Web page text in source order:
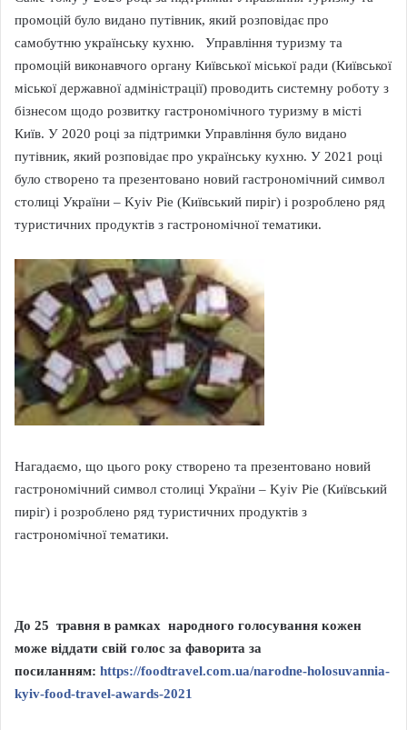
промоцій було видано путівник, який розповідає про
самобутню українську кухню. Управління туризму та
промоцій виконавчого органу Київської міської ради (Київської
міської державної адміністрації) проводить системну роботу з
бізнесом щодо розвитку гастрономічного туризму в місті
Київ. У 2020 році за підтримки Управління було видано
путівник, який розповідає про українську кухню. У 2021 році
було створено та презентовано новий гастрономічний символ
столиці України – Kyiv Pie (Київський пиріг) і розроблено ряд
туристичних продуктів з гастрономічної тематики.
Нагадаємо, що цього року створено та презентовано новий
гастрономічний символ столиці України – Kyiv Pie (Київський
пиріг) і розроблено ряд туристичних продуктів з
гастрономічної тематики.
До 25 травня в рамках народного голосування кожен
може віддати свій голос за фаворита за
посиланням: https://foodtravel.com.ua/narodne-holosuvannia-
kyiv-food-travel-awards-2021